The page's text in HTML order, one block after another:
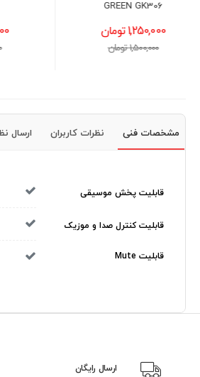
DT-18
1,500,000 تومان
1,600,000 تومان
مشخصات فنی نظرات کاربران ارسال
قابلیت پخش موسیقی
قابلیت کنترل صدا و موزیک
قابلیت Mute
ارسال رایگان